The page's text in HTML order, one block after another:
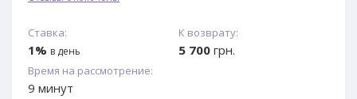
Ставка:
1% в день
К возврату:
5 700 грн.
Время на рассмотрение:
9 минут